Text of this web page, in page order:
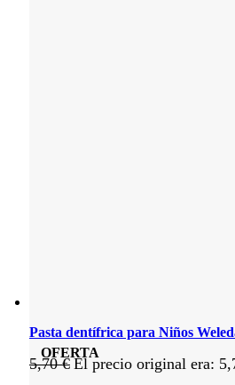
OFERTA
Pasta dentífrica para Niños
5,70€ El precio original era: